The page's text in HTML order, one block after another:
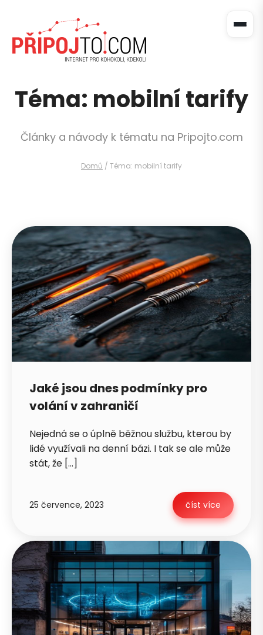
Téma: mobilní tarify
Články a návody k tématu na Pripojto.com
Domů / Téma: mobilní tarify
Jaké jsou dnes podmínky pro
volání v zahraničí
Nejedná se o úplně běžnou službu, kterou by
lidé využívali na denní bázi. I tak se ale může
stát, že […]
25 července, 2023 číst více